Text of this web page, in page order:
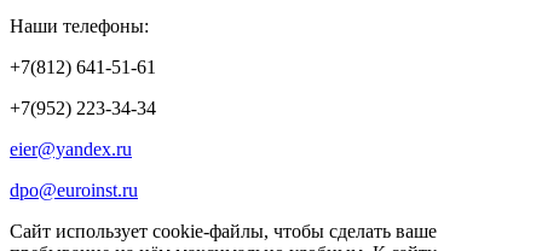
Наши телефоны:
+7(812) 641-51-61
+7(952) 223-34-34
eier@yandex.ru
dpo@euroinst.ru
Сайт использует cookie-файлы, чтобы сделать ваше